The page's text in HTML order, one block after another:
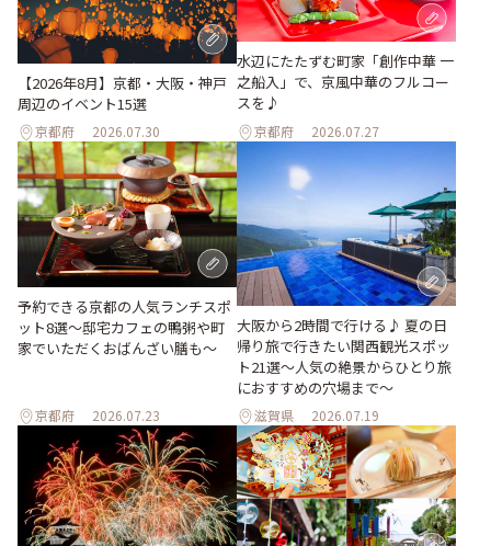
【2026年8月】京都・大阪・神戸
周辺のイベント15選
京都府 2026.07.30
水辺にたたずむ町家「創作中華 一
之船入」で、京風中華のフルコー
スを♪
京都府 2026.07.27
予約できる京都の人気ランチスポ
ット8選～邸宅カフェの鴨粥や町
家でいただくおばんざい膳も～
京都府 2026.07.23
大阪から2時間で行ける♪ 夏の日
帰り旅で行きたい関西観光スポッ
ト21選～人気の絶景からひとり旅
におすすめの穴場まで～
滋賀県 2026.07.19